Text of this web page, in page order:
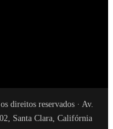
direitos reservados · Av.
Santa Clara, Califórnia